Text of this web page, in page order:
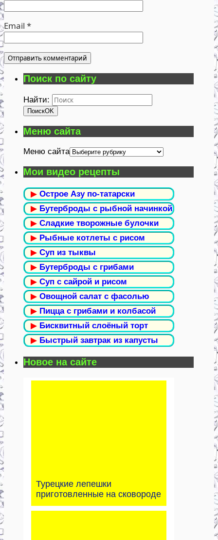
Email *
Поиск по сайту
Найти:
ПоискOK
Меню сайта
Меню сайта
Мои видео рецепты
▶ Острое Азу по-татарски
▶ Бутерброды с рыбной начинкой
▶ Сладкие творожные булочки
▶ Рыбные котлеты с рисом
▶ Суп из тыквы
▶ Бутерброды с грибами
▶ Суп с сайрой и рисом
▶ Овощной салат с фасолью
▶ Пицца с грибами и колбасой
▶ Бисквитный слоёный торт
▶ Быстрый завтрак из капусты
Новое на сайте
Турецкие лепешки
приготовленные на сковороде